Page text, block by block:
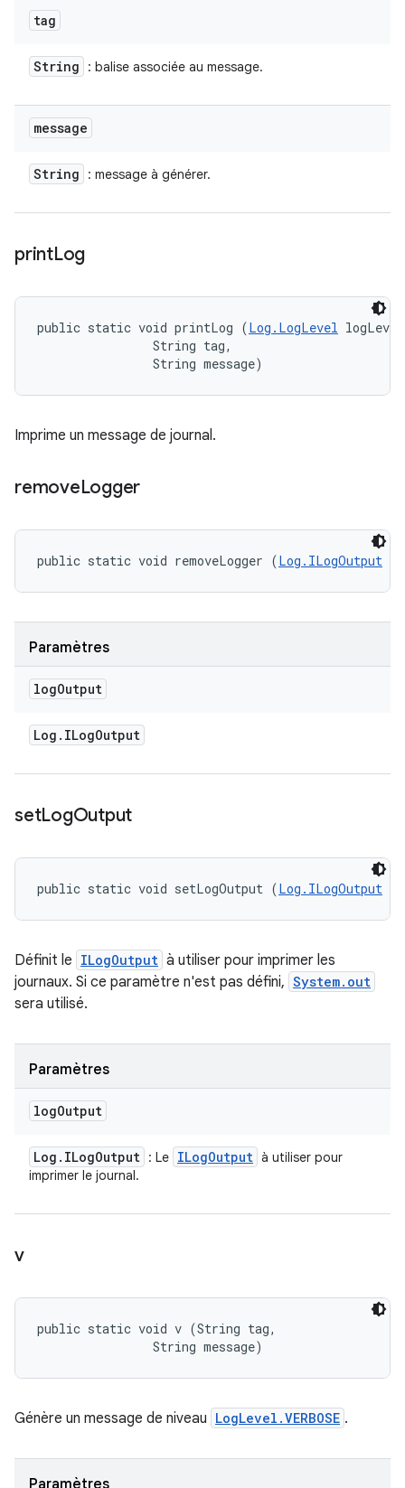
tag
String : balise associée au message.
message
String : message à générer.
printLog
public static void printLog (Log.LogLevel
                String tag,
                String message)
Imprime un message de journal.
removeLogger
public static void removeLogger (Log.ILogOutput
Paramètres
logOutput
Log . ILogOutput
setLogOutput
public static void setLogOutput (Log.ILogOutput
Définit le ILogOutput à utiliser pour imprimer les
journaux. Si ce paramètre n'est pas défini, System.out
sera utilisé.
Paramètres
logOutput
Log . ILogOutput : Le ILogOutput à utiliser pour
imprimer le journal.
v
public static void v (String tag,
                String message)
Génère un message de niveau LogLevel.VERBOSE .
Paramètres